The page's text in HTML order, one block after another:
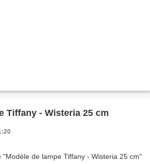
Tiffany - Wisteria 25 cm